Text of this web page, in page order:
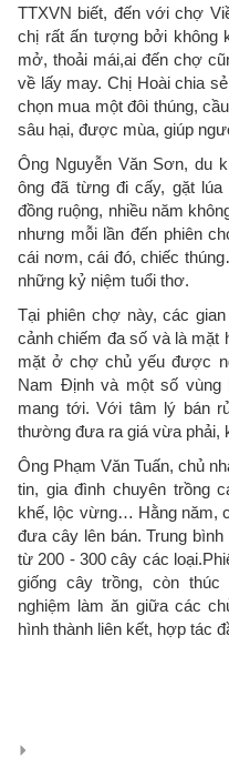
TTXVN biết, đến với chợ
chị rất ấn tượng bởi không
mở, thoải mái,ai đến chợ
về lấy may. Chị Hoài chia
chọn mua một đôi thúng,
sâu hại, được mùa, giúp
Ông Nguyễn Văn Sơn, du
ông đã từng đi cấy, gặt
đồng ruộng, nhiều năm
nhưng mỗi lần đến phiên
cái nơm, cái đó, chiếc
những kỷ niệm tuổi thơ.
Tại phiên chợ này, các
cảnh chiếm đa số và là mặt
mặt ở chợ chủ yếu được
Nam Định và một số vùng
mang tới. Với tâm lý bán
thường đưa ra giá vừa phải,
Ông Phạm Văn Tuấn, chủ
tin, gia đình chuyên trồng
khế, lộc vừng… Hằng năm,
đưa cây lên bán. Trung
từ 200 - 300 cây các
giống cây trồng, còn
nghiệm làm ăn giữa các
hình thành liên kết, hợp tác